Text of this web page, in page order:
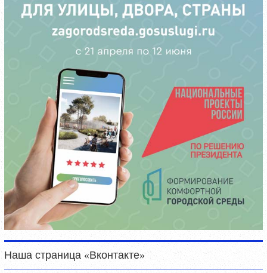
Наша страница «Вконтакте»